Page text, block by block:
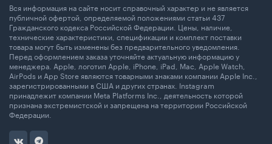
Вся информация на сайте носит справочный характер и не является
публичной офертой, определяемой положениями статьи 437
Гражданского кодекса Российской Федерации. Цены, наличие,
технические характеристики, спецификации и комплект поставки
товара могут быть изменены без предварительного уведомления.
Перед оформлением заказа уточняйте актуальную информацию у
менеджера. Apple, логотип Apple, iPhone, iPad, Mac, Apple Watch,
AirPods и App Store являются товарными знаками компании Apple Inc.,
зарегистрированными в США и других странах. Instagram
принадлежит компании Meta Platforms Inc., деятельность которой
признана экстремистской и запрещена на территории Российской
Федерации.